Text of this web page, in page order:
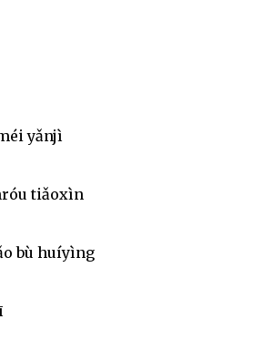
yǎnjì
tiǎoxìn
bù huíyìng